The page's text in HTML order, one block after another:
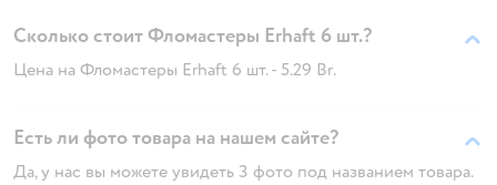
Сколько стоит Фломастеры Erhaft 6 шт.?
Цена на Фломастеры Erhaft 6 шт. - 5.29 Br.
Есть ли фото товара на нашем сайте?
Да, у нас вы можете увидеть 3 фото под названием товара.